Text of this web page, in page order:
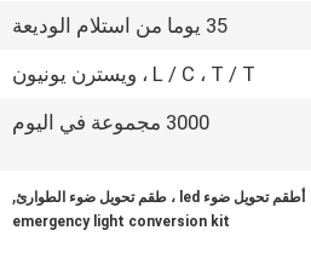
35 يوما من استلام الوديعة
L / C ، T / T ، ويسترن يونيون
3000 مجموعة في اليوم
أطقم تحويل ضوء led ، طقم تحويل ضوء الطوارئ ,
emergency light conversion kit